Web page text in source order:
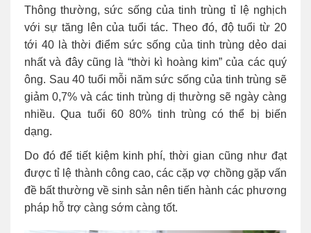
Thông thường, sức sống của tinh trùng tỉ lệ nghịch
với sự tăng lên của tuổi tác. Theo đó, độ tuổi từ 20
tới 40 là thời điểm sức sống của tinh trùng dẻo dai
nhất và đây cũng là “thời kì hoàng kim” của các quý
ông. Sau 40 tuổi mỗi năm sức sống của tinh trùng sẽ
giảm 0,7% và các tinh trùng dị thường sẽ ngày càng
nhiều. Qua tuổi 60 80% tinh trùng có thể bị biến
dạng.
Do đó để tiết kiệm kinh phí, thời gian cũng như đạt
được tỉ lệ thành công cao, các cặp vợ chồng gặp vấn
đề bất thường về sinh sản nên tiến hành các phương
pháp hỗ trợ càng sớm càng tốt.